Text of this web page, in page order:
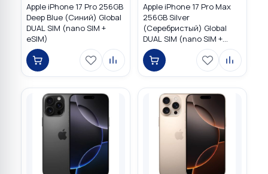
Apple iPhone 17 Pro 256GB
Deep Blue (Синий) Global
DUAL SIM (nano SIM +
eSIM)
Apple iPhone 17 Pro Max
256GB Silver
(Серебристый) Global
DUAL SIM (nano SIM +
eSIM)